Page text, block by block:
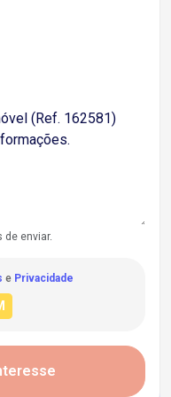
enviar.
e Privacidade